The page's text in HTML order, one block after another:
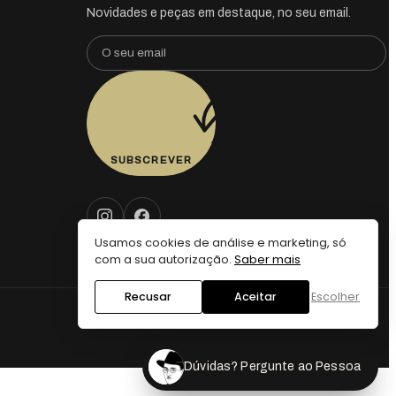
Novidades e peças em destaque, no seu email.
SUBSCREVER
Dúvidas? Pergunte ao Pessoa
Usamos cookies de análise e marketing, só
com a sua autorização. Saber mais
Recusar Aceitar Escolher